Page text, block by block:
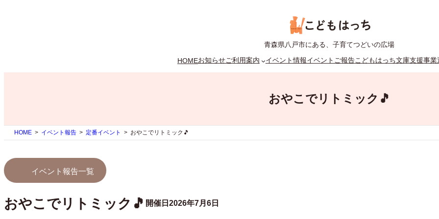
青森県八戸市にある、子育てつどいの広場
HOMEお知らせご利用案内 イベント情報イベントご報告こどもはっち文庫支援事業
おやこでリトミック🎵
HOME イベント報告 定番イベント おやこでリトミック🎵
イベント報告一覧
おやこでリトミック🎵 開催日2026年7月6日